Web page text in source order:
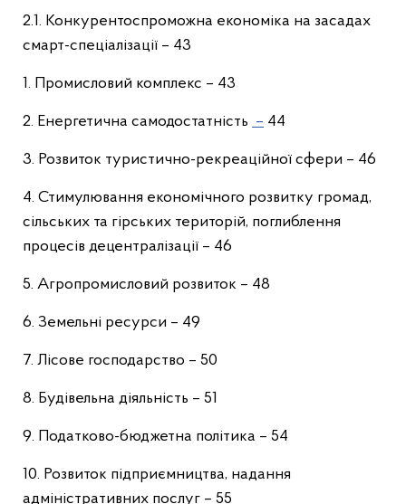
2.1. Конкурентоспроможна економіка на засадах
смарт-спеціалізації – 43
1. Промисловий комплекс – 43
2. Енергетична самодостатність – 44
3. Розвиток туристично-рекреаційної сфери – 46
4. Стимулювання економічного розвитку громад,
сільських та гірських територій, поглиблення
процесів децентралізації – 46
5. Агропромисловий розвиток – 48
6. Земельні ресурси – 49
7. Лісове господарство – 50
8. Будівельна діяльність – 51
9. Податково-бюджетна політика – 54
10. Розвиток підприємництва, надання
адміністративних послуг – 55